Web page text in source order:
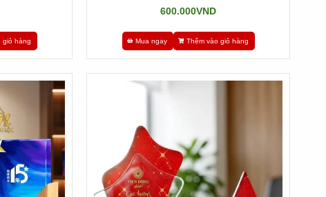
giỏ hàng
600.000VND
Mua ngay Thêm vào giỏ hàng